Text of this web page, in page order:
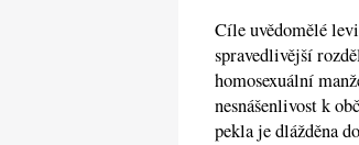
Cíle uvědomělé
spravedlivější
homosexuální
nesnášenlivost k
pekla je dlážděna